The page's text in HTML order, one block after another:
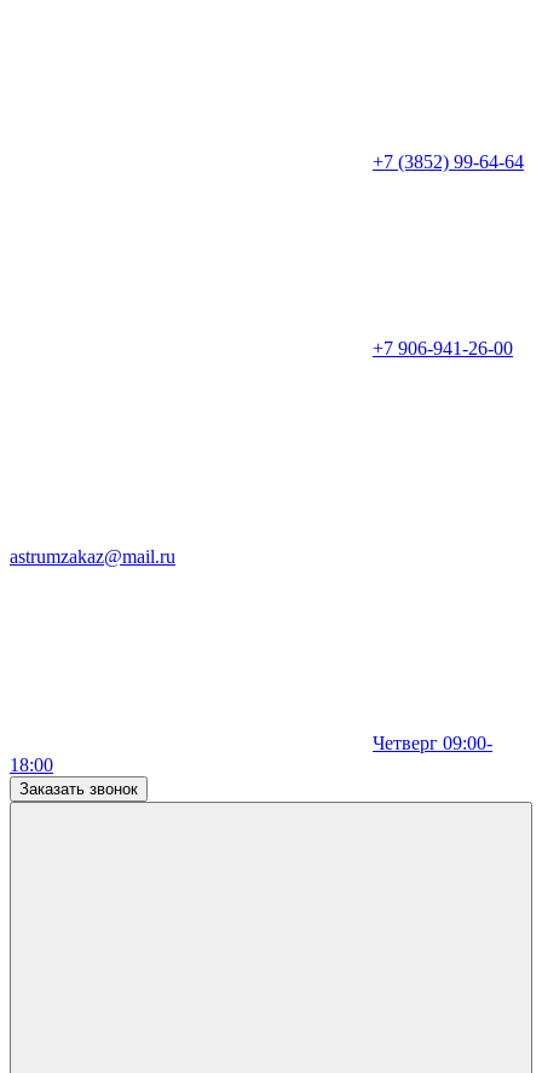
+7 (3852) 99-64-64
+7 906-941-26-00
astrumzakaz@mail.ru
Четверг 09:00-
18:00
Заказать звонок